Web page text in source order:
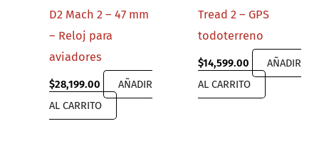
D2 Mach 2 – 47 mm
– Reloj para
aviadores
$28,199.00
AÑADIR
AL CARRITO
Tread 2 – GPS
todoterreno
$14,599.00
AÑADIR
AL CARRITO